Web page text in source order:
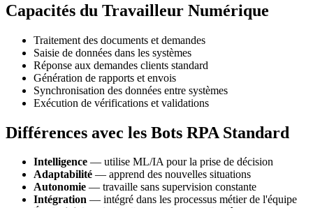
Capacités du Travailleur Numérique
Traitement des documents et demandes
Saisie de données dans les systèmes
Réponse aux demandes clients standard
Génération de rapports et envois
Synchronisation des données entre systèmes
Exécution de vérifications et validations
Différences avec les Bots RPA Standard
Intelligence — utilise ML/IA pour la prise de décision
Adaptabilité — apprend des nouvelles situations
Autonomie — travaille sans supervision constante
Intégration — intégré dans les processus métier de l'équipe